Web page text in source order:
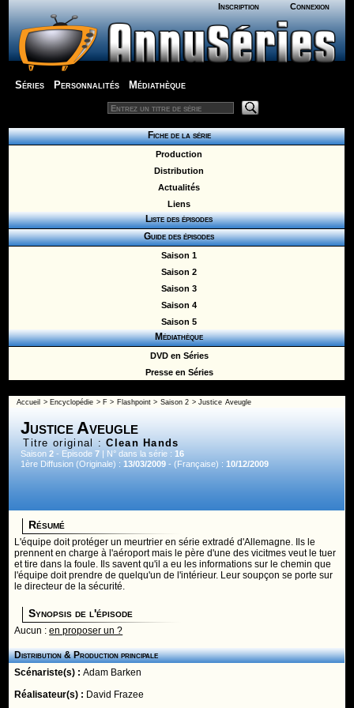
Inscription Connexion
Séries Personnalités Médiathèque
Fiche de la série
Production
Distribution
Actualités
Liens
Liste des épisodes
Guide des épisodes
Saison 1
Saison 2
Saison 3
Saison 4
Saison 5
Médiathèque
DVD en Séries
Presse en Séries
Accueil > Encyclopédie > F > Flashpoint> Saison 2 > Justice Aveugle
Justice Aveugle
Titre original :Clean Hands
Saison2 - Episode7 | N° dans la série :16
1ère Diffusion (Originale) :13/03/2009 - (Française) :10/12/2009
Résumé
L'équipe doit protéger un meurtrier en série extradé d'Allemagne. Ils le
prennent en charge à l'aéroport mais le père d'une des vicitmes veut le tuer
et tire dans la foule. Ils savent qu'il a eu les informations sur le chemin que
l'équipe doit prendre de quelqu'un de l'intérieur. Leur soupçon se porte sur
le directeur de la sécurité.
Synopsis de l'épisode
Aucun :en proposer un ?
Distribution & Production principale
Scénariste(s) :Adam Barken
Réalisateur(s) : David Frazee